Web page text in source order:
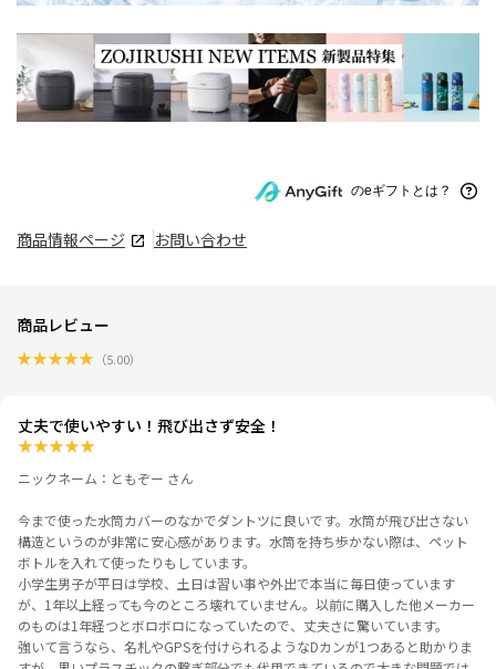
のeギフトとは？
商品情報ページ お問い合わせ
商品レビュー
★★★★★ （5.00）
丈夫で使いやすい！飛び出さず安全！
★★★★★
ニックネーム：ともぞー さん
今まで使った水筒カバーのなかでダントツに良いです。水筒が飛び出さない
構造というのが非常に安心感があります。水筒を持ち歩かない際は、ペット
ボトルを入れて使ったりもしています。
小学生男子が平日は学校、土日は習い事や外出で本当に毎日使っています
が、1年以上経っても今のところ壊れていません。以前に購入した他メーカー
のものは1年経つとボロボロになっていたので、丈夫さに驚いています。
強いて言うなら、名札やGPSを付けられるようなDカンが1つあると助かりま